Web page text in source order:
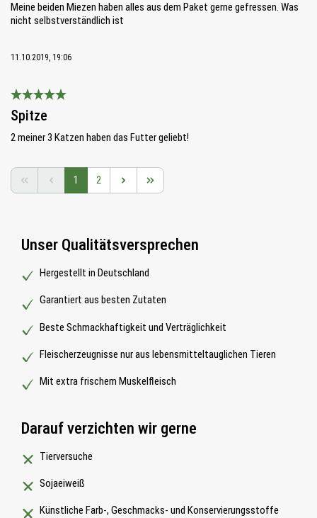
Meine beiden Miezen haben alles aus dem Paket gerne gefressen. Was
nicht selbstverständlich ist
11.10.2019, 19:06
Bewertung mit 5 von 5 Sternen
Spitze
2 meiner 3 Katzen haben das Futter geliebt!
Seite
1 Seite
2
Unser Qualitätsversprechen
Hergestellt in Deutschland
Garantiert aus besten Zutaten
Beste Schmackhaftigkeit und Verträglichkeit
Fleischerzeugnisse nur aus lebensmitteltauglichen Tieren
Mit extra frischem Muskelfleisch
Darauf verzichten wir gerne
Tierversuche
Sojaeiweiß
Künstliche Farb-, Geschmacks- und Konservierungsstoffe